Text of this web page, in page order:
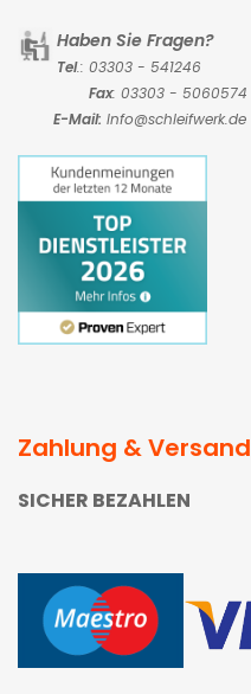
Haben Sie Fragen?
Tel.: 03303 - 541246
Fax: 03303 - 5060574
E-Mail: Info@schleifwerk.de
Zahlung & Versand
SICHER BEZAHLEN